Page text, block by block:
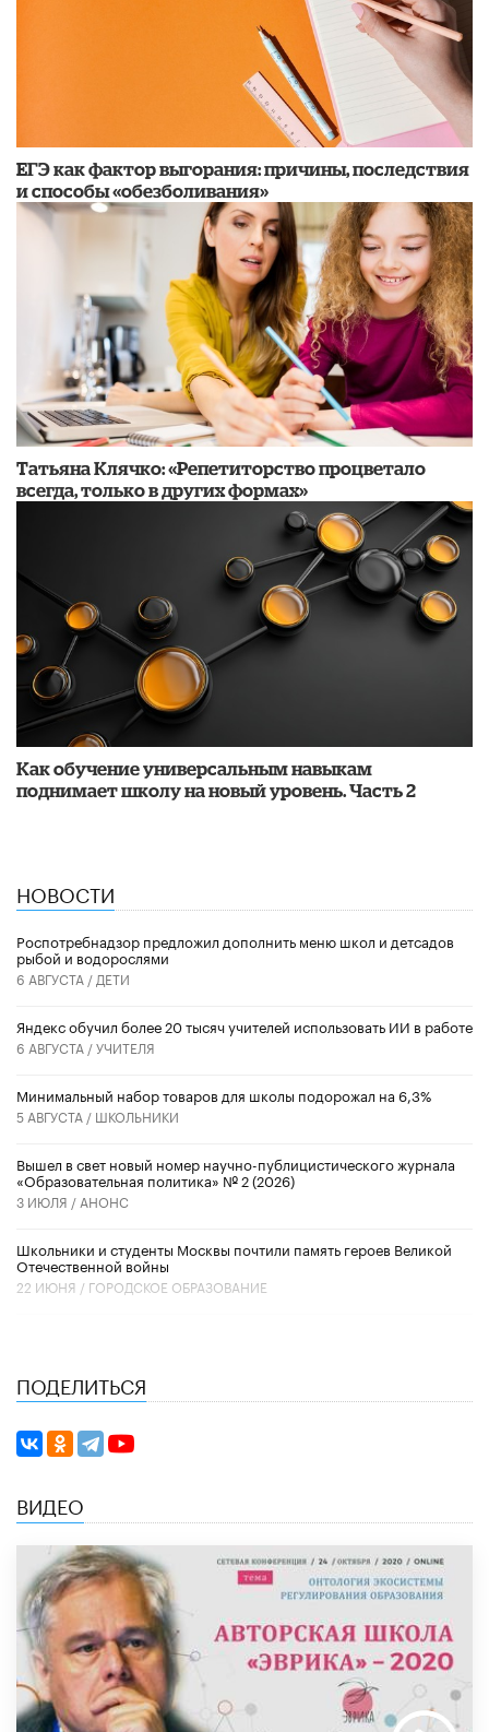
​ЕГЭ как фактор выгорания: причины, последствия
и способы «обезболивания»
​Татьяна Клячко: «Репетиторство процветало
всегда, только в других формах»
​Как обучение универсальным навыкам
поднимает школу на новый уровень. Часть 2
НОВОСТИ
Роспотребнадзор предложил дополнить меню школ и детсадов
рыбой и водорослями
6 АВГУСТА / ДЕТИ
​Яндекс обучил более 20 тысяч учителей использовать ИИ в работе
6 АВГУСТА /УЧИТЕЛЯ
Минимальный набор товаров для школы подорожал на 6,3%
5 АВГУСТА / ШКОЛЬНИКИ
Вышел в свет новый номер научно-публицистического журнала
«Образовательная политика» № 2 (2026)
3 ИЮЛЯ / АНОНС
Школьники и студенты Москвы почтили память героев Великой
Отечественной войны
22 ИЮНЯ / ГОРОДСКОЕ ОБРАЗОВАНИЕ
ПОДЕЛИТЬСЯ
ВИДЕО